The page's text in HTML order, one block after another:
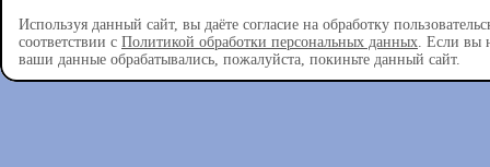
Используя данный сайт, вы даёте согласие на обработку
соответствии с Политикой обработки персональных данных. Если вы
ваши данные обрабатывались, пожалуйста, покиньте данный сайт.